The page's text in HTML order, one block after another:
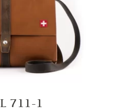
L 711-1